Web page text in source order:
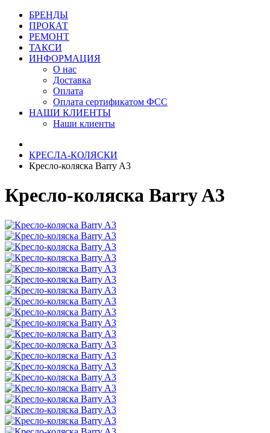
БРЕНДЫ
ПРОКАТ
РЕМОНТ
ТАКСИ
ИНФОРМАЦИЯ
О нас
Доставка
Оплата
Оплата сертификатом ФСС
НАШИ КЛИЕНТЫ
Наши клиенты
КРЕСЛА-КОЛЯСКИ
Кресло-коляска Barry A3
Кресло-коляска Barry A3